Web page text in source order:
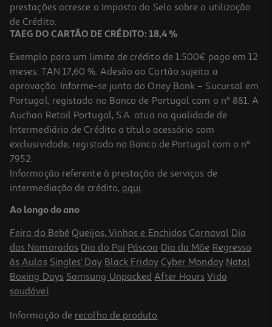
2,99 €
Pratos Descartáveis Cartão K-Pop Demon Hunters 20cm 8
Unidades
0.44 €/un
3,49 €
prestações acresce o Imposto do Selo sobre a utilização
de Crédito.
TAEG DO CARTÃO DE CRÉDITO: 18,4 %
Exemplo para um limite de crédito de 1.500€ pago em 12
meses. TAN 17,60 %. Adesão ao Cartão sujeita a
aprovação. Informe-se junto do Oney Bank – Sucursal em
Portugal, registado no Banco de Portugal com o nº 881. A
Auchan Retail Portugal, S.A. atua na qualidade de
Intermediário de Crédito a título acessório com
exclusividade, registado no Banco de Portugal com o nº
7952.
Informação referente à prestação de serviços de
intermediação de crédito, aqui.
Ao longo do ano
Feira do Bebé Queijos, Vinhos e Enchidos Carnaval Dia
dos Namorados Dia do Pai Páscoa Dia da Mãe Regresso
às Aulas Singles' Day Black Friday Cyber Monday Natal
Boxing Days Samsung Unpacked After Hours Vida
saudável
Informação de recolha de produto.